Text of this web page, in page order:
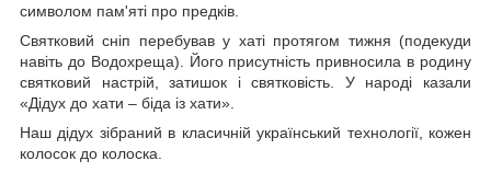
символом пам'яті про предків.
Святковий сніп перебував у хаті протягом тижня (подекуди
навіть до Водохреща). Його присутність привносила в родину
святковий настрій, затишок і святковість. У народі казали
«Дідух до хати – біда із хати».
Наш дідух зібраний в класичній український технології, кожен
колосок до колоска.